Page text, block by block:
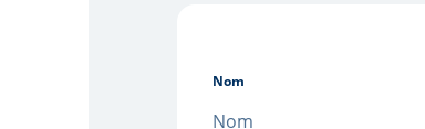
Nom